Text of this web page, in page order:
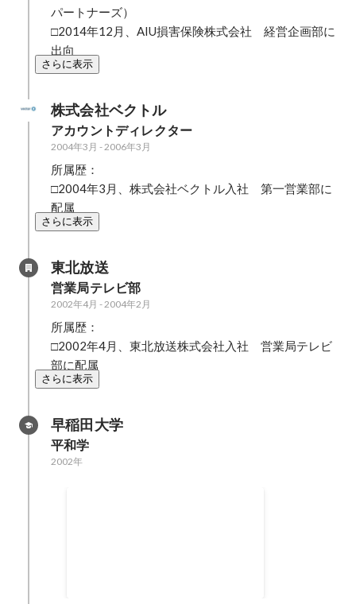
パートナーズ）
□2014年12月、AIU損害保険株式会社　経営企画部に
出向
さらに表示
株式会社ベクトル
アカウントディレクター
2004年3月 -2006年3月
所属歴：
□2004年3月、株式会社ベクトル入社　第一営業部に
配属
さらに表示
東北放送
営業局テレビ部
2002年4月 -2004年2月
所属歴：
□2002年4月、東北放送株式会社入社　営業局テレビ
部に配属
さらに表示
早稲田大学
平和学
2002年